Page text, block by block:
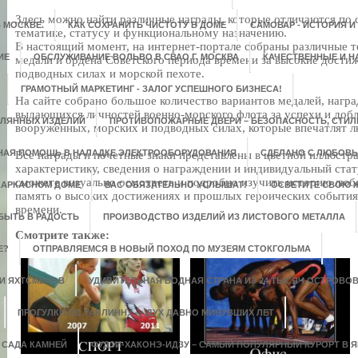
МОСКВЕ. КАК СОХРАНИТЬ ЧИСТОТУ В ДОМЕ САМОВАР - ИСТОРИЯ И
ОБСЛУЖИВАНИЕ ВОЛЬВО В СВАО Г. МОСКВА КАЧЕСТВЕННЫЕ И
ГРАМОТНЫЙ МАРКЕТИНГ - ЗАЛОГ УСПЕШНОГО БИЗНЕСА!
ИЗДЕЛИЙ ПРОТИВОПОЖАРНЫЕ ДВЕРИ – БЕЗОПАСНОСТЬ,
ПОМОЩЬ В НАЛАДКЕ ЭЛЕКТРООБОРУДОВАНИЯ СДЕЛАНО С
ДОМЕ ВАС ОБЯЗАТЕЛЬНО УСЛЫШАТ! ОСВЕТИТЕ СВОЮ
В РАДОСТЬ ПРОИЗВОДСТВО ИЗДЕЛИЙ ИЗ ЛИСТОВОГО МЕТАЛЛА
ОТПРАВЛЯЕМСЯ В НОВЫЙ ПОХОД ПО МУЗЕЯМ СТОКГОЛЬМА
ЯХТСМЕНОВ УДИВИТЕЛЬНАЯ ВОДНАЯ СТРАНА ИЗ 24 ТЫСЯЧ ОСТРОВОВ
ПРОГУЛКИ ПО ТАЛЛИННУ — ДУХ ДАВНО МИНУВШИХ ЛЕТ
КАМНЕЙ ФУДЗИ-ХАКОНЭ-ИДЗУ – САМЫЙ ПОПУЛЯРНЫЙ КУРОРТ В
Здесь можно найти различные награды, которые отличаются по
тематике, статусу и функциональному назначению.
В настоящий момент, на интернет-портале собраны различные
медали и ордена Советского периода времени за высокие
подводных силах и морской пехоте.
На сайте собрано большое количество вариантов медалей,
выдающихся личностей военно-морского флота за успехи и
вооруженных, морских и подводных силах, которые впечатлят
Все награды и почетные знаки представлены в цветной
характеристику, сведения о награждении и индивидуальный
сможете визуально осмотреть и подробно изучить историю
память о высоких достижениях и прошлых героических
времени.
Смотрите также: